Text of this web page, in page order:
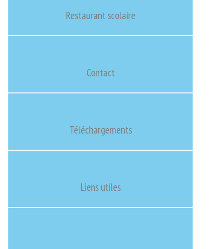
Restaurant scolaire
Contact
Téléchargements
Liens utiles